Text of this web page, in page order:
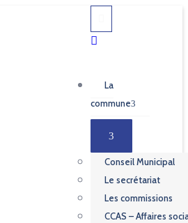
La
commune
Conseil Municipal
Le secrétariat
Les commissions
CCAS – Affaires